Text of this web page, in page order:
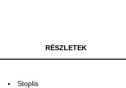
RÉSZLETEK
Stoplis